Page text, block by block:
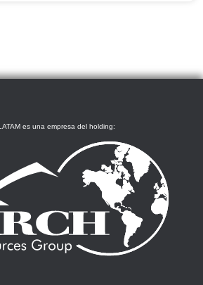
es una empresa del holding: